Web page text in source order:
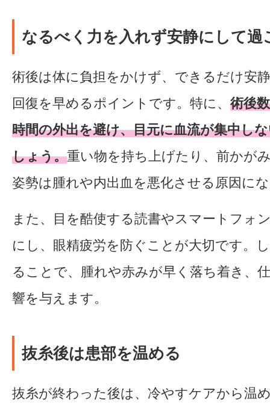
なるべく力を入れず安静にして過
術後は体に負担をかけず、できるだけ安
回復を早めるポイントです。特に、 術後
時間の外出を避け、目元に血流が集中し
しょう。重い物を持ち上げたり、前かが
姿勢は腫れや内出血を悪化させる原因に
また、目を酷使する読書やスマートフォ
にし、眼精疲労を防ぐことが大切です。
ることで、腫れや赤みが早く落ち着き、
響を与えます。
抜糸後は患部を温める
抜糸が終わった後は、冷やすケアから温